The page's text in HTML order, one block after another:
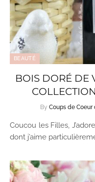
BEAUTÉ
BOIS DORÉ DE
By Coups de Coeur
Coucou les Filles,
dont j’aime